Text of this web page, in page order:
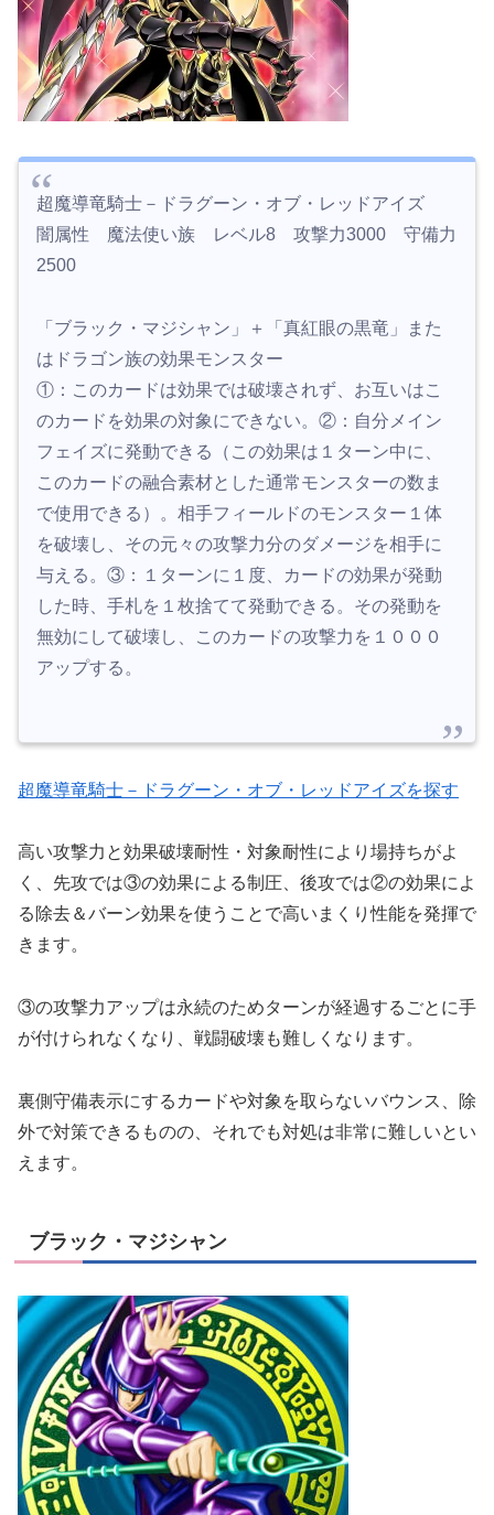
超魔導竜騎士－ドラグーン・オブ・レッドアイズ
闇属性 魔法使い族 レベル8 攻撃力3000 守備力
2500
「ブラック・マジシャン」＋「真紅眼の黒竜」また
はドラゴン族の効果モンスター
①：このカードは効果では破壊されず、お互いはこ
のカードを効果の対象にできない。②：自分メイン
フェイズに発動できる（この効果は１ターン中に、
このカードの融合素材とした通常モンスターの数ま
で使用できる）。相手フィールドのモンスター１体
を破壊し、その元々の攻撃力分のダメージを相手に
与える。③：１ターンに１度、カードの効果が発動
した時、手札を１枚捨てて発動できる。その発動を
無効にして破壊し、このカードの攻撃力を１０００
アップする。
超魔導竜騎士－ドラグーン・オブ・レッドアイズを探す
高い攻撃力と効果破壊耐性・対象耐性により場持ちがよ
く、先攻では③の効果による制圧、後攻では②の効果によ
る除去＆バーン効果を使うことで高いまくり性能を発揮で
きます。
③の攻撃力アップは永続のためターンが経過するごとに手
が付けられなくなり、戦闘破壊も難しくなります。
裏側守備表示にするカードや対象を取らないバウンス、除
外で対策できるものの、それでも対処は非常に難しいとい
えます。
ブラック・マジシャン